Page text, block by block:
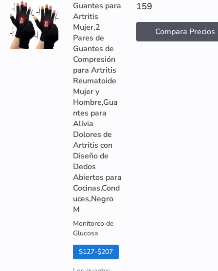
Guantes para
Artritis
Mujer,2
Pares de
Guantes de
Compresión
para Artritis
Reumatoide
Mujer y
Hombre,Gua
ntes para
Alivia
Dolores de
Artritis con
Diseño de
Dedos
Abiertos para
Cocinas,Cond
uces,Negro
M
Monitoreo de
Glucosa
$127-$207
159
Compara Precios